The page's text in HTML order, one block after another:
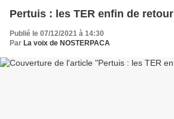
Pertuis : les TER enfin de retour
Publié le 07/12/2021 à 14:30
Par La voix de NOSTERPACA